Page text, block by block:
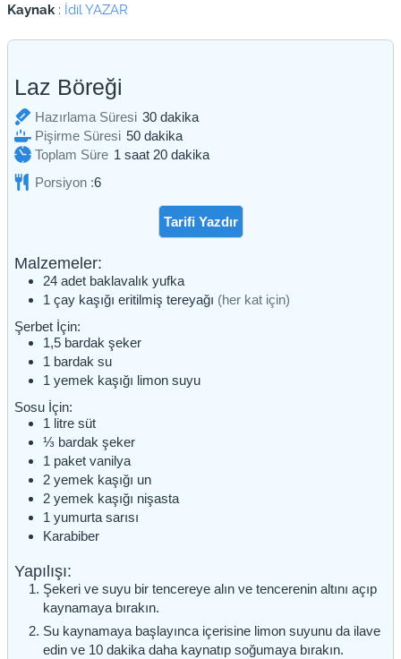
Kaynak: İdil YAZAR
Laz Böreği
Hazırlama Süresi 30dakika
dakika
Pişirme Süresi 50dakika
dakika
Toplam Süre 1 saat
saat 20dakika
dakika
Porsiyon :6
Tarifi Yazdır
Malzemeler:
24 adet baklavalık yufka
1 çay kaşığı eritilmiş tereyağı (her kat için)
Şerbet İçin:
1,5 bardak şeker
1 bardak su
1 yemek kaşığı limon suyu
Sosu İçin:
1 litre süt
⅓ bardak şeker
1 paket vanilya
2 yemek kaşığı un
2 yemek kaşığı nişasta
1 yumurta sarısı
Karabiber
Yapılışı:
Şekeri ve suyu bir tencereye alın ve tencerenin altını açıp
kaynamaya bırakın.
Su kaynamaya başlayınca içerisine limon suyunu da ilave
edin ve 10 dakika daha kaynatıp soğumaya bırakın.